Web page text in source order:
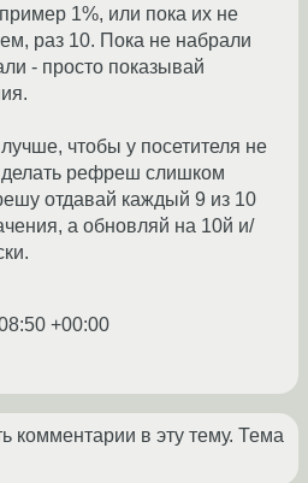
1%, или пока их не
раз 10. Пока не набрали
- просто показывай
чтобы у посетителя не
делать рефреш слишком
отдавай каждый 9 из 10
а обновляй на 10й и/
+00:00
комментарии в эту тему. Тема